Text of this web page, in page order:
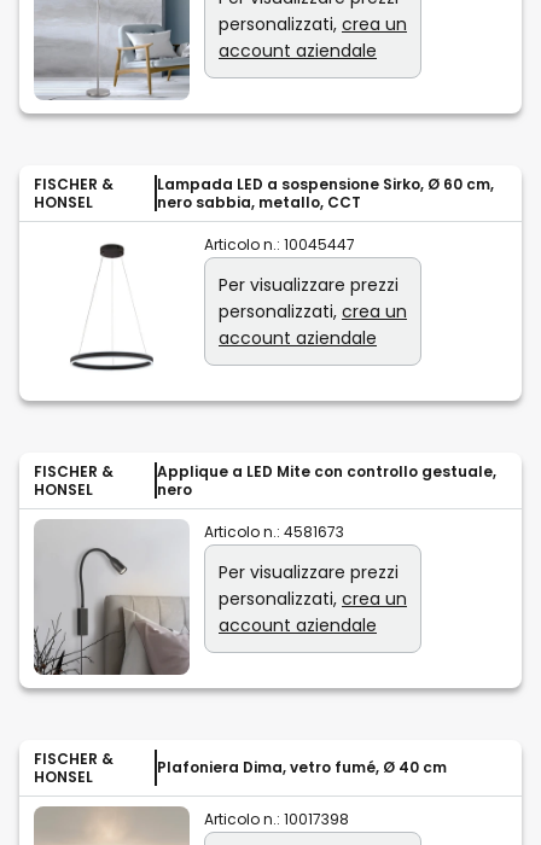
personalizzati, crea un
account aziendale
FISCHER &
HONSEL
Lampada LED a sospensione Sirko, Ø 60 cm,
nero sabbia, metallo, CCT
Articolo n.: 10045447
Per visualizzare prezzi
personalizzati, crea un
account aziendale
FISCHER &
HONSEL
Applique a LED Mite con controllo gestuale,
nero
Articolo n.: 4581673
Per visualizzare prezzi
personalizzati, crea un
account aziendale
FISCHER &
HONSEL
Plafoniera Dima, vetro fumé, Ø 40 cm
Articolo n.: 10017398